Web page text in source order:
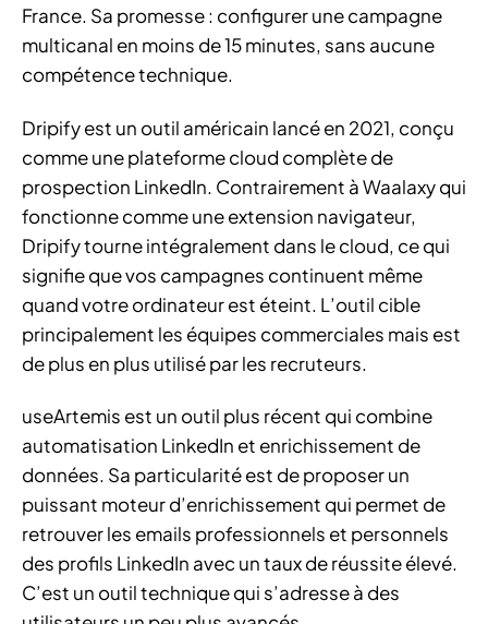
France. Sa promesse : configurer une campagne
multicanal en moins de 15 minutes, sans aucune
compétence technique.
Dripify est un outil américain lancé en 2021, conçu
comme une plateforme cloud complète de
prospection LinkedIn. Contrairement à Waalaxy qui
fonctionne comme une extension navigateur,
Dripify tourne intégralement dans le cloud, ce qui
signifie que vos campagnes continuent même
quand votre ordinateur est éteint. L’outil cible
principalement les équipes commerciales mais est
de plus en plus utilisé par les recruteurs.
useArtemis est un outil plus récent qui combine
automatisation LinkedIn et enrichissement de
données. Sa particularité est de proposer un
puissant moteur d’enrichissement qui permet de
retrouver les emails professionnels et personnels
des profils LinkedIn avec un taux de réussite élevé.
C’est un outil technique qui s’adresse à des